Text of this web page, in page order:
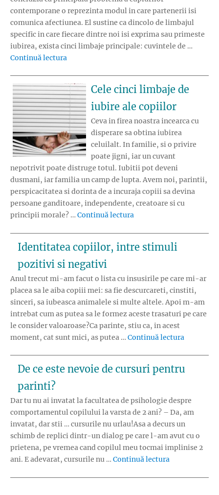
contemporane o reprezinta modul in care partenerii isi
comunica afectiunea. El sustine ca dincolo de limbajul
specific in care fiecare dintre noi isi exprima sau primeste
iubirea, exista cinci limbaje principale: cuvintele de …
Continuă lectura
Cele cinci limbaje de
iubire ale copiilor
Ceva in firea noastra incearca cu
disperare sa obtina iubirea
celuilalt. In familie, si o privire
poate jigni, iar un cuvant
nepotrivit poate distruge totul. Iubitii pot deveni
dusmani, iar familia un camp de lupta. Avem noi, parintii,
perspicacitatea si dorinta de a incuraja copiii sa devina
persoane ganditoare, independente, creatoare si cu
principii morale? … Continuă lectura
Identitatea copiilor, intre stimuli
pozitivi si negativi
Anul trecut mi-am facut o lista cu insusirile pe care mi-ar
placea sa le aiba copiii mei: sa fie descurcareti, cinstiti,
sinceri, sa iubeasca animalele si multe altele. Apoi m-am
intrebat cum as putea sa le formez aceste trasaturi pe care
le consider valoaroase?Ca parinte, stiu ca, in acest
moment, cat sunt mici, as putea … Continuă lectura
De ce este nevoie de cursuri pentru
parinti?
Dar tu nu ai invatat la facultatea de psihologie despre
comportamentul copilului la varsta de 2 ani? – Da, am
invatat, dar stii … cursurile nu urlau!Asa a decurs un
schimb de replici dintr-un dialog pe care l-am avut cu o
prietena, pe vremea cand copilul meu tocmai implinise 2
ani. E adevarat, cursurile nu … Continuă lectura